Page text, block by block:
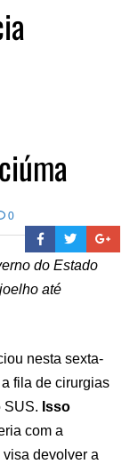
0
do Estado
até
nesta sexta-
fila de cirurgias
SUS. Isso
com a
devolver a